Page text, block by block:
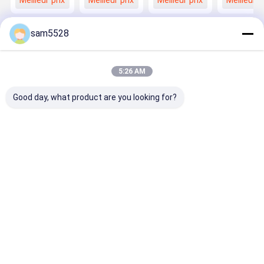
balayeur
Shell
Équipement
de nettoyage
Shell
coquille
personnalisée
moisissure
Au sujet de nous
Contactez-nous
Politique de confidentialité
Qualité moulage par rotationUsine De Chine.Copyright © 2025
sam5528
5:26 AM
Good day, what product are you looking for?